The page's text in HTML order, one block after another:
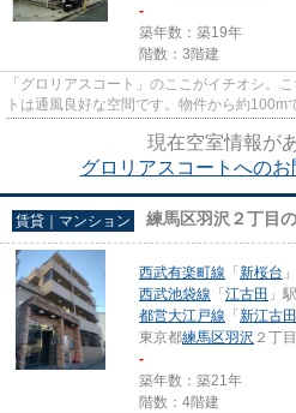
-
築年数：築19年
階数：3階建
「グロリアスコート」のここがイチオシ。
トは通風良好な空間です。物件から約
現在空室情報が
グロリアスコートへの
賃貸｜マンション 練馬区羽沢２丁目
西武有楽町線 「 新桜台
西武池袋線 「 江古田 」
都営大江戸線 「 新江古田
東京都練馬区羽沢 ２丁目
-
築年数：築21年
階数：4階建